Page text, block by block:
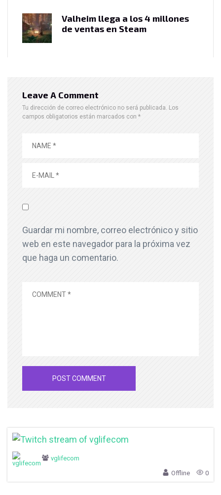
Valheim llega a los 4 millones
de ventas en Steam
Leave A Comment
Tu dirección de correo electrónico no será publicada. Los
campos obligatorios están marcados con *
Guardar mi nombre, correo electrónico y sitio
web en este navegador para la próxima vez
que haga un comentario.
vglifecom
Offline 0